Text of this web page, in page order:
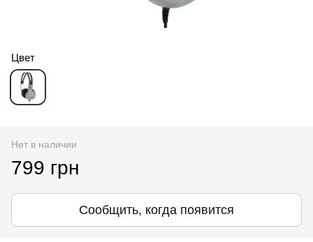
Цвет
Нет в наличии
799 грн
Сообщить, когда появится